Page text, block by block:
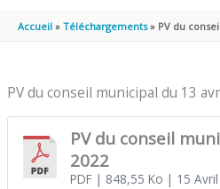
Accueil Téléchargements PV du
PV du conseil municipal du 13
PV du conseil
2022
PDF| 848,55 Ko | 15